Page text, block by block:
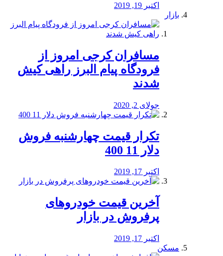
اکتبر 19, 2019
بازار
مسافران کرجی امروز از
فرودگاه پیام البرز راهی کیش
شدند
جولای 2, 2020
تکرار قیمت چهارشنبه فروش
دلار 11 400
اکتبر 17, 2019
آخرین قیمت خودرو‌های
پرفروش در بازار
اکتبر 17, 2019
مسکن